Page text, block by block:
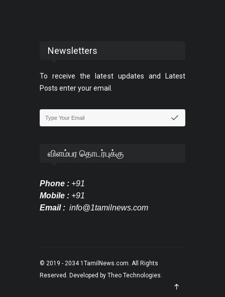
Newsletters
To receive the latest updates and Latest
Posts enter your email.
விளம்பர தொடர்புக்கு
Phone : +91
Mobile : +91
Email : info@1tamilnews.com
© 2019 - 2034 1TamilNews.com . All Rights
Reserved. Developed by Theo Technologies